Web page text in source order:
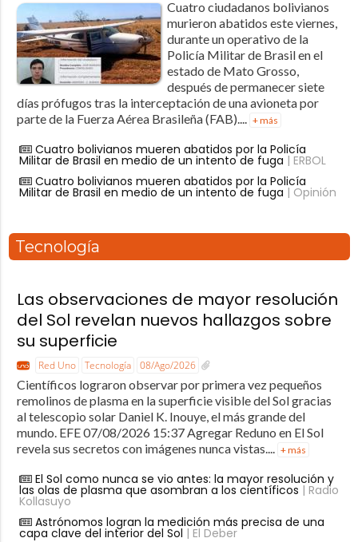
Cuatro ciudadanos bolivianos
murieron abatidos este viernes,
durante un operativo de la
Policía Militar de Brasil en el
estado de Mato Grosso,
después de permanecer siete
días prófugos tras la interceptación de una avioneta por
parte de la Fuerza Aérea Brasileña (FAB).... + más
Cuatro bolivianos mueren abatidos por la Policía
Militar de Brasil en medio de un intento de fuga | ERBOL
Cuatro bolivianos mueren abatidos por la Policía
Militar de Brasil en medio de un intento de fuga | Opinión
Tecnología
Las observaciones de mayor resolución
del Sol revelan nuevos hallazgos sobre
su superficie
Red Uno Tecnología 08/Ago/2026
Científicos lograron observar por primera vez pequeños
remolinos de plasma en la superficie visible del Sol gracias
al telescopio solar Daniel K. Inouye, el más grande del
mundo. EFE 07/08/2026 15:37 Agregar Reduno en El Sol
revela sus secretos con imágenes nunca vistas....
+ más
El Sol como nunca se vio antes: la mayor resolución y
las olas de plasma que asombran a los científicos | Radio
Kollasuyo
Astrónomos logran la medición más precisa de una
capa clave del interior del Sol | El Deber